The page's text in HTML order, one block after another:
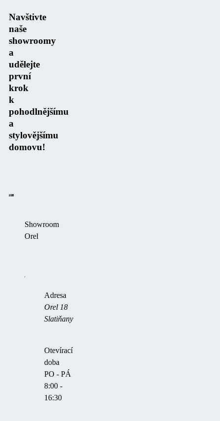
Navštivte
naše
showroomy
a
udělejte
první
krok
k
pohodlnějšímu
a
stylovějšímu
domovu!
Showroom
Orel
Adresa
Orel 18
Slatiňany
Otevírací
doba
PO - PÁ
8:00 -
16:30